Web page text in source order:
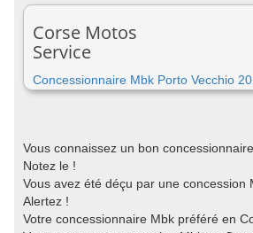
Corse Motos
Service
Concessionnaire Mbk Porto Vecchio
Vous connaissez un bon
Notez le !
Vous avez été déçu par une concession
Alertez !
Votre concessionnaire Mbk préféré en